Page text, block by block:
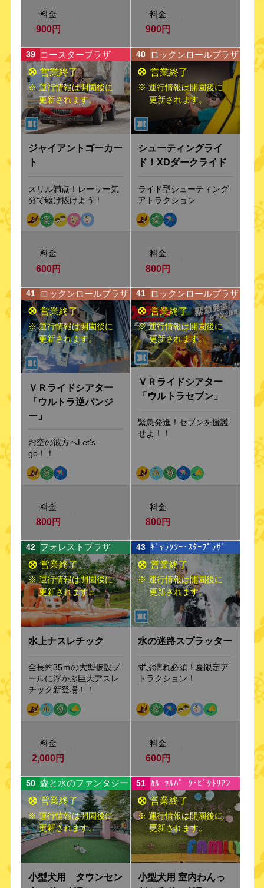
料金
900円
料金
900円
39 コースタープラザ
※ 運行情報は開園後に
更新されます。
ジャイアントゴーカー
ト
スリル満点！レーサー気
分で駆け抜けよう！
料金
600円
40 ロックンロールプラザ
※ 運行情報は開園後に
更新されます。
シューティングライ
ド！XDダークライド
ライド型シューティング
アトラクション
料金
800円
41 ロックンロールプラザ
※ 運行情報は開園後に
更新されます。
ＶＲライドシアター
「ウルトラ逆バンジ
ー」
お空の彼方へLet’s
go！！
料金
800円
41 ロックンロールプラザ
※ 運行情報は開園後に
更新されます。
ＶＲライドシアター
「ウルトラセブン」
緊急発進！セブンを援護
せよ！！
料金
800円
42 フォレストプラザ
※ 運行情報は開園後に
更新されます。
水上ナスレチック
全長約35ｍの大型仮設プ
ールに浮かぶ巨大アスレ
チック新登場！！
料金
2,000円
43 ｷﾞｬﾗｸｼｰ･ｽﾀｰﾌﾟﾗｻﾞ
※ 運行情報は開園後に
更新されます。
水の迷路スプラッター
ずぶ濡れ必須！夏限定ア
トラクション！
料金
600円
50 森と水のファンタジー
※ 運行情報は開園後に
更新されます。
小型犬用 タウンセン
51 ｶﾙｰｾﾙﾊﾟｰｸ･ﾋﾞｸﾄﾘｱﾝ
※ 運行情報は開園後に
更新されます。
小型犬用 室内わんっ